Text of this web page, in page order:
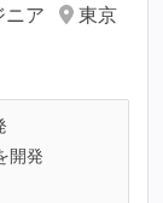
ア
東京
開発